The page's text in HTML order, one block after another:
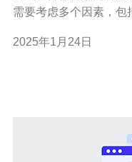
需要考虑多个因素，包
一。性能包括处理能力
2025年1月24日